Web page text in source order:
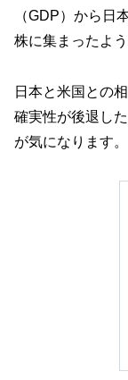
（GDP）から日
株に集まったよう
日本と米国との
確実性が後退し
が気になります。